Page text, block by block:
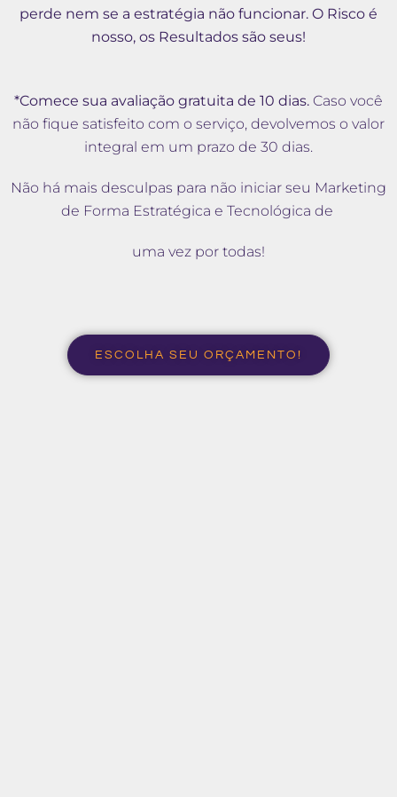
perde nem se a estratégia não funcionar. O Risco é
nosso, os Resultados são seus!
*Comece sua avaliação gratuita de 10 dias. Caso você
não fique satisfeito com o serviço, devolvemos o valor
integral em um prazo de 30 dias.
Não há mais desculpas para não iniciar seu Marketing
de Forma Estratégica e Tecnológica de
uma vez por todas!
ESCOLHA SEU ORÇAMENTO!